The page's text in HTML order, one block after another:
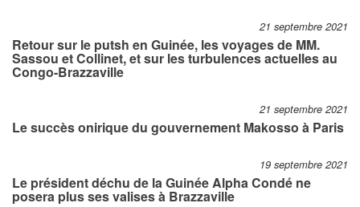
21 septembre 2021
Retour sur le putsh en Guinée, les voyages de MM.
Sassou et Collinet, et sur les turbulences actuelles au
Congo-Brazzaville
21 septembre 2021
Le succès onirique du gouvernement Makosso à Paris
19 septembre 2021
Le président déchu de la Guinée Alpha Condé ne
posera plus ses valises à Brazzaville